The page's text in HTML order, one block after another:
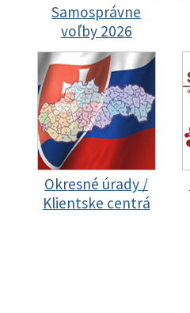
Samosprávne
voľby 2026
Okresné úrady /
Klientske centrá